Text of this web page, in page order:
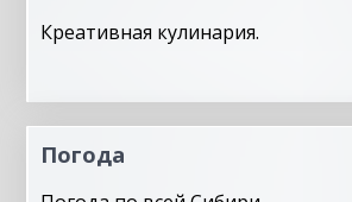
Креативная кулинария.
Погода